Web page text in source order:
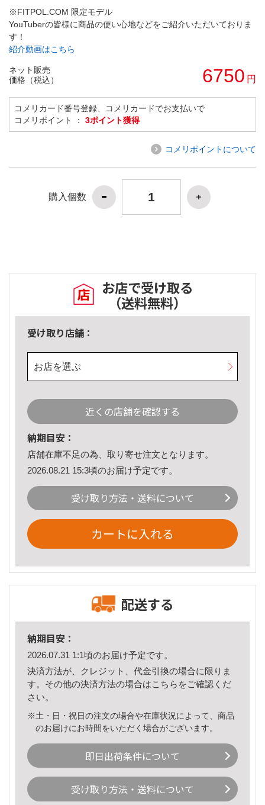
※FITPOL.COM 限定モデル
YouTuberの皆様に商品の使い心地などをご紹介いただいておりま
す！
紹介動画はこちら
ネット販売
価格（税込）
6750 円
コメリカード番号登録、コメリカードでお支払いで
コメリポイント ： 3ポイント獲得
コメリポイントについて
購入個数
お店で受け取る
（送料無料）
受け取り店舗：
お店を選ぶ
近くの店舗を確認する
納期目安：
店舗在庫不足の為、取り寄せ注文となります。
2026.08.21 15:3頃のお届け予定です。
受け取り方法・送料について
カートに入れる
配送する
納期目安：
2026.07.31 1:1頃のお届け予定です。
決済方法が、クレジット、代金引換の場合に限りま
す。その他の決済方法の場合はこちら をご確認くだ
さい。
※土・日・祝日の注文の場合や在庫状況によって、商品
のお届けにお時間をいただく場合がございます。
即日出荷条件について
受け取り方法・送料について